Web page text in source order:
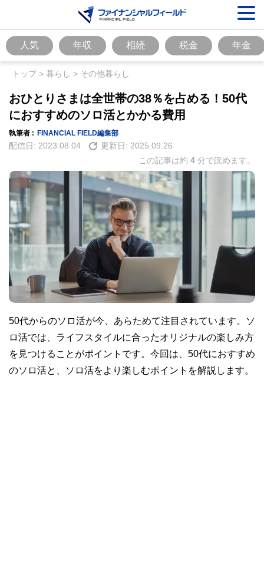
人気 年収 相続 税金 年金
トップ> 暮らし > その他暮らし
おひとりさまは全世帯の38％を占める！50代
におすすめのソロ活とかかる費用
執筆者 : FINANCIAL FIELD編集部
配信日: 2023.08.04 更新日: 2025.09.26
この記事は約 4 分で読めます。
50代からのソロ活が今、あらためて注目されています。ソ
ロ活では、ライフスタイルに合ったオリジナルの楽しみ方
を見つけることがポイントです。今回は、50代におすすめ
のソロ活と、ソロ活をより楽しむポイントを解説します。